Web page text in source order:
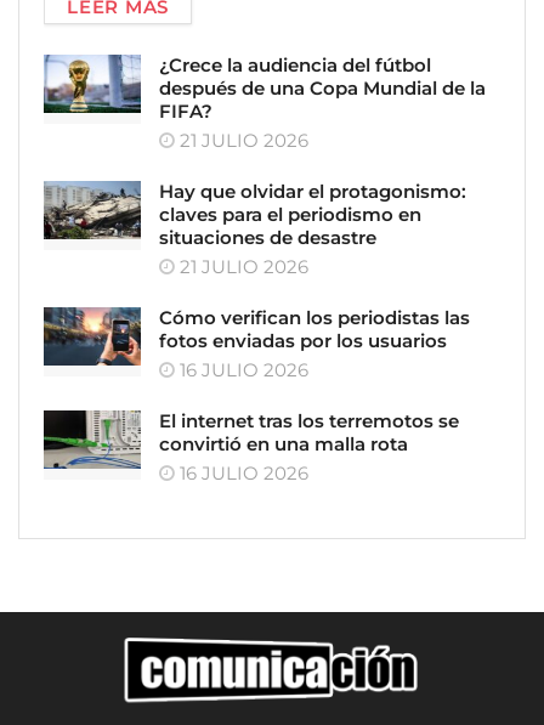
LEER MÁS
¿Crece la audiencia del fútbol
después de una Copa Mundial de la
FIFA?
21 JULIO 2026
Hay que olvidar el protagonismo:
claves para el periodismo en
situaciones de desastre
21 JULIO 2026
Cómo verifican los periodistas las
fotos enviadas por los usuarios
16 JULIO 2026
El internet tras los terremotos se
convirtió en una malla rota
16 JULIO 2026